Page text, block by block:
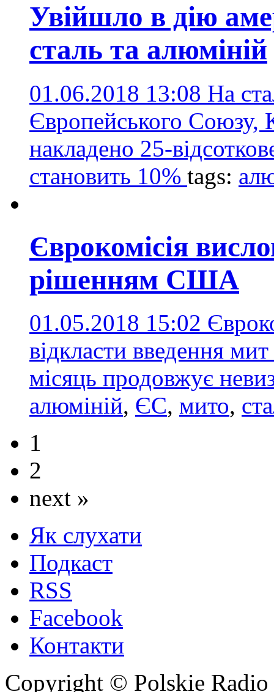
Увійшло в дію
сталь та алюміній
01.06.2018 13:08 На
Європейського Союзу,
накладено 25-
становить 10% tags:
Єврокомісія
рішенням США
01.05.2018 15:02
відкласти введення
місяць продовжує
алюміній, ЄС, мито,
1
2
next »
Як слухати
Подкаст
RSS
Facebook
Контакти
Copyright © Polskie